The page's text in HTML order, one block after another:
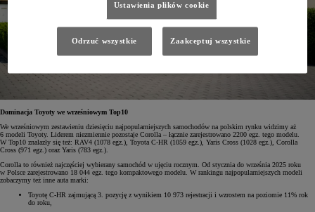
Dominacja Toyoty we wrześniowym Top10
We wrześniowym zestawieniu dziesięciu najpopularniejszych samochodów na polskim rynku widzimy aż
6 modeli Toyoty. Liderem niezmiennie pozostaje Corolla – łącznie zarejestrowano 2200 egz. tego modelu.
W Top10 znalazły się też: RAV4 (1078 egz.), Toyota C-HR (1059 egz.), Yaris Cross (1028 egz.), Corolla
Cross (971 egz.) oraz Yaris (783 egz.).
Corolla to również najczęściej wybierany samochód w ujęciu rocznym. Od stycznia do września 2025 roku
w Polsce zarejestrowano 18 044 egz. tego kompaktowego modelu. W rankingu najpopularniejszych modeli
zobaczymy też inne auta marki:
Toyotę C-HR zajmującą 3. pozycję z wynikiem 10 973 rejestracji i wzrostem na poziomie 11% rok
do roku,
Ustawienia plików cookie
Odrzuć wszystkie Zaakceptuj wszystkie